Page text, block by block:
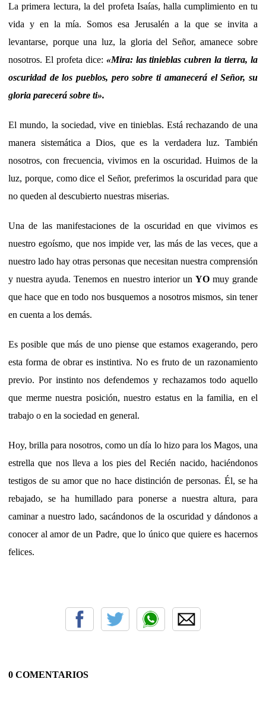
La primera lectura, la del profeta Isaías, halla cumplimiento en tu
vida y en la mía. Somos esa Jerusalén a la que se invita a
levantarse, porque una luz, la gloria del Señor, amanece sobre
nosotros. El profeta dice: «Mira: las tinieblas cubren la tierra, la
oscuridad de los pueblos, pero sobre ti amanecerá el Señor, su
gloria parecerá sobre ti».
El mundo, la sociedad, vive en tinieblas. Está rechazando de una
manera sistemática a Dios, que es la verdadera luz. También
nosotros, con frecuencia, vivimos en la oscuridad. Huimos de la
luz, porque, como dice el Señor, preferimos la oscuridad para que
no queden al descubierto nuestras miserias.
Una de las manifestaciones de la oscuridad en que vivimos es
nuestro egoísmo, que nos impide ver, las más de las veces, que a
nuestro lado hay otras personas que necesitan nuestra comprensión
y nuestra ayuda. Tenemos en nuestro interior un YOmuy grande
que hace que en todo nos busquemos a nosotros mismos, sin tener
en cuenta a los demás.
Es posible que más de uno piense que estamos exagerando, pero
esta forma de obrar es instintiva. No es fruto de un razonamiento
previo. Por instinto nos defendemos y rechazamos todo aquello
que merme nuestra posición, nuestro estatus en la familia, en el
trabajo o en la sociedad en general.
Hoy, brilla para nosotros, como un día lo hizo para los Magos, una
estrella que nos lleva a los pies del Recién nacido, haciéndonos
testigos de su amor que no hace distinción de personas. Él, se ha
rebajado, se ha humillado para ponerse a nuestra altura, para
caminar a nuestro lado, sacándonos de la oscuridad y dándonos a
conocer al amor de un Padre, que lo único que quiere es hacernos
felices.
0 COMENTARIOS